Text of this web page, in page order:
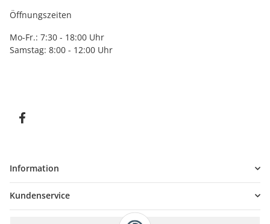
Öffnungszeiten
Mo-Fr.: 7:30 - 18:00 Uhr
Samstag: 8:00 - 12:00 Uhr
Information
Kundenservice